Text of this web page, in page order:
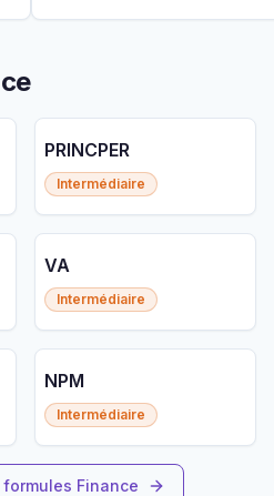
PRINCPER
Intermédiaire
VA
Intermédiaire
NPM
Intermédiaire
Finance